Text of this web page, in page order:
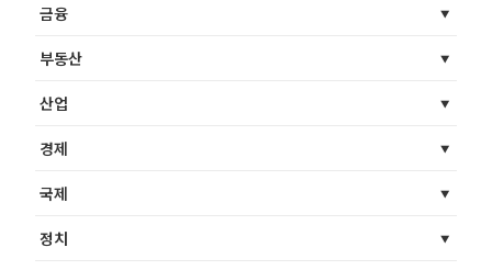
금융
부동산
산업
경제
국제
정치